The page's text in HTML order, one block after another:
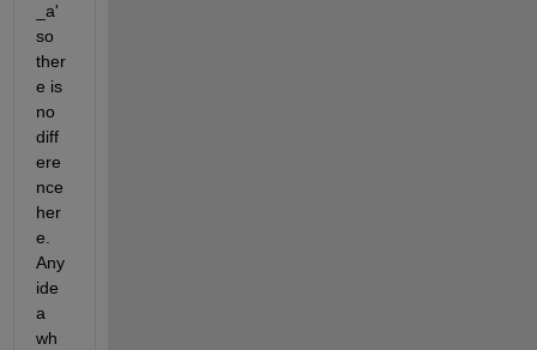
_a'
so
ther
e is
no
diff
ere
nce
her
e.
Any
ide
a
wh